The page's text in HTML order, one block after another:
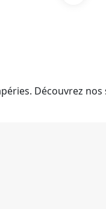
Découvrez